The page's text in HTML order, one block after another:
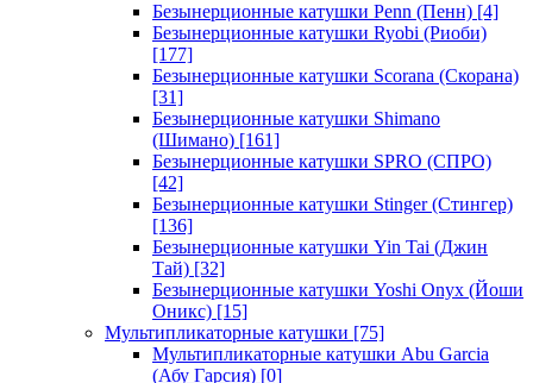
Безынерционные катушки Penn (Пенн) [4]
Безынерционные катушки Ryobi (Риоби)
[177]
Безынерционные катушки Scorana (Скорана)
[31]
Безынерционные катушки Shimano
(Шимано) [161]
Безынерционные катушки SPRO (СПРО)
[42]
Безынерционные катушки Stinger (Стингер)
[136]
Безынерционные катушки Yin Tai (Джин
Тай) [32]
Безынерционные катушки Yoshi Onyx (Йоши
Оникс) [15]
Мультипликаторные катушки [75]
Мультипликаторные катушки Abu Garcia
(Абу Гарсия) [0]